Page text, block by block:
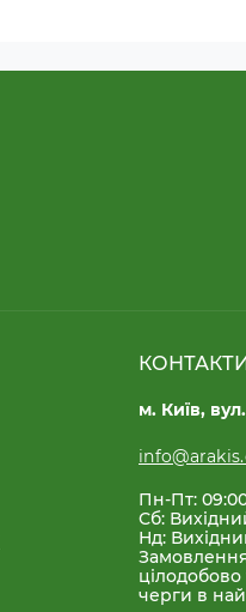
м. Київ,
Пн-Пт:
Сб:
Нд:
черги в